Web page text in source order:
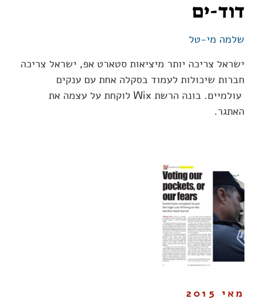
דוד-ים
שלמה מי-טל
ישראל צריכה יותר מיציאות סטארט אפ, ישראל צריכה
חברות שיכולות לעמוד בסקלה אחת עם ענקים
עולמיים. בונה הרשת Wix לוקחת על עצמה את
האתגר.
מאי 2015